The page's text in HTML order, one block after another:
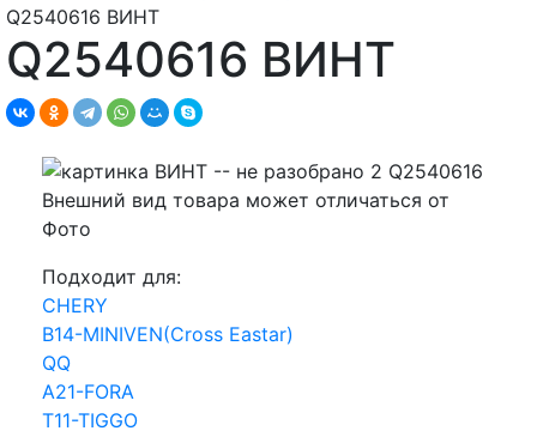
Q2540616 ВИНТ
Q2540616 ВИНТ
Внешний вид товара может отличаться от
Фото
Подходит для:
CHERY
B14-MINIVEN(Cross Eastar)
QQ
A21-FORA
T11-TIGGO